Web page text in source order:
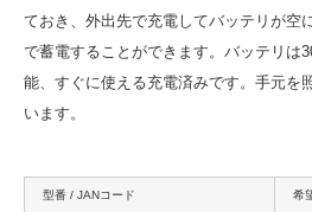
ておき、外出先で充電してバッテリが空
で蓄電することができます。バッテリは
能、すぐに使える充電済みです。手元を
います。
型番 / JANコード 希